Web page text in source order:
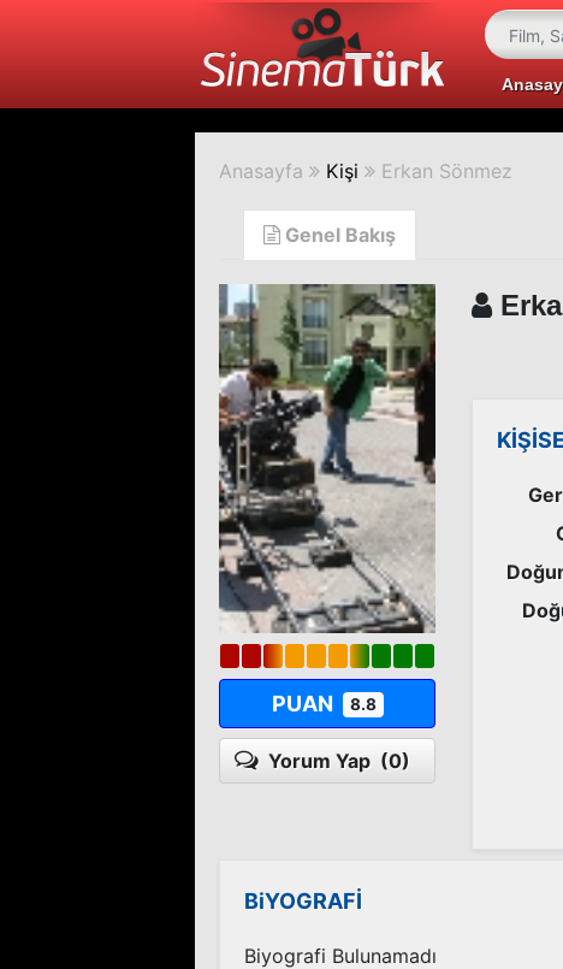
Anasayfa Kişi Erkan Sönmez
Genel Bakış
PUAN 8.8
Yorum Yap (0)
BiYOGRAFİ
Biyografi Bulunamadı